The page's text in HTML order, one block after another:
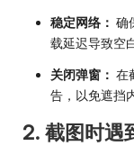
稳定网络： 确
载延迟导致空
关闭弹窗： 在
告，以免遮挡
2. 截图时遇